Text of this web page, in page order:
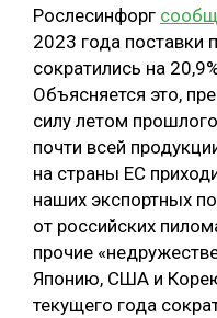
Рослесинфорг
2023 года поставки
сократились на
Объясняется это,
силу летом
почти всей
на страны ЕС
наших экспортных
от российских
прочие
Японию, США и
текущего года